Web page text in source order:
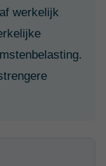
werkelijk